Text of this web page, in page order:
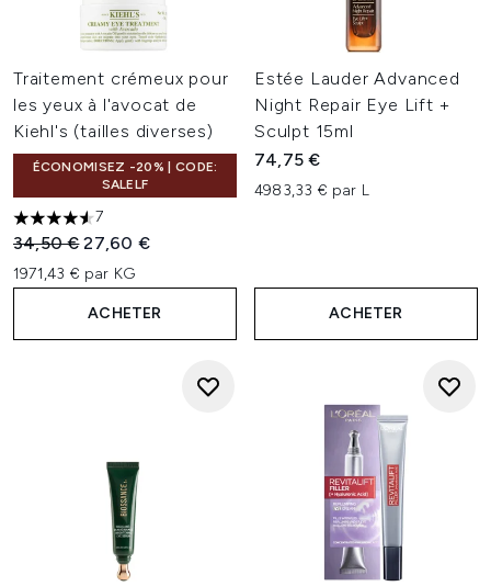
Traitement crémeux pour
les yeux à l'avocat de
Kiehl's (tailles diverses)
ÉCONOMISEZ -20% | CODE:
SALELF
4.57 étoiles sur un maximum de 5
7
Prix de vente :
34,50 €Prix ​​actuel :
27,60 €
1971,43 € par KG
ACHETER
Estée Lauder Advanced
Night Repair Eye Lift +
Sculpt 15ml
74,75 €
4983,33 € par L
ACHETER